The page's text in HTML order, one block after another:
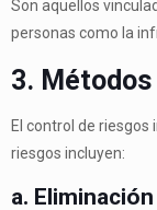
Son aquellos
personas como la
3.
El control de riesgos
riesgos incluyen:
a.